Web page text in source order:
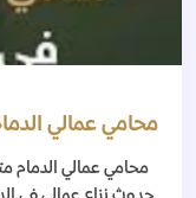
محامي عمالي